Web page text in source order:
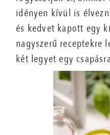
idényen kívül is
és kedvet kapott egy
nagyszerű receptekre
két legyet egy